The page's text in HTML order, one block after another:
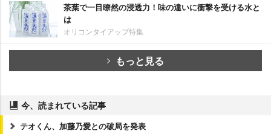
茶葉で一目瞭然の浸透力！味の違いに衝撃を受ける水と
は
オリコンタイアップ特集
もっと見る
今、読まれている記事
テオくん、加藤乃愛との破局を発表